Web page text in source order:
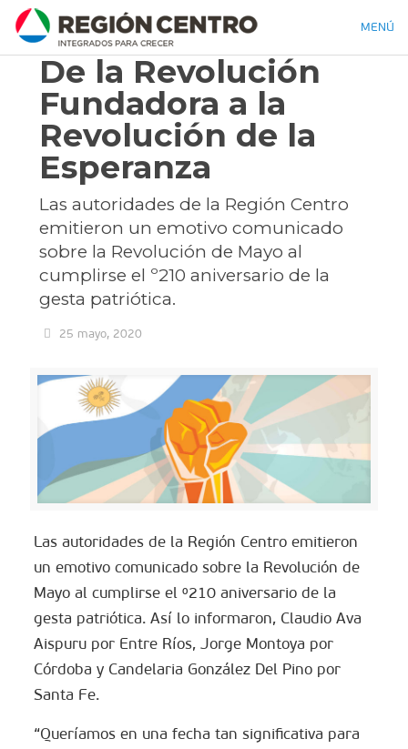
MENÚ
De la Revolución
Fundadora a la
Revolución de la
Esperanza
Las autoridades de la Región Centro
emitieron un emotivo comunicado
sobre la Revolución de Mayo al
cumplirse el º210 aniversario de la
gesta patriótica.
25 mayo, 2020
Las autoridades de la Región Centro emitieron
un emotivo comunicado sobre la Revolución de
Mayo al cumplirse el º210 aniversario de la
gesta patriótica. Así lo informaron, Claudio Ava
Aispuru por Entre Ríos, Jorge Montoya por
Córdoba y Candelaria González Del Pino por
Santa Fe.
“Queríamos en una fecha tan significativa para